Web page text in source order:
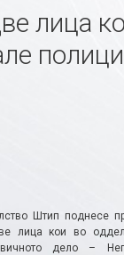
лица
Штип поднесе
лица кои во
дело –